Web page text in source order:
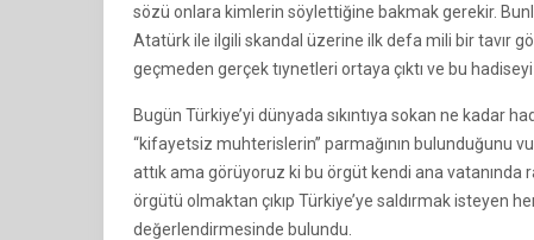
sözü onlara kimlerin söylettiğine bakmak gerekir.
Atatürk ile ilgili skandal üzerine ilk defa mili bir tavır
geçmeden gerçek tıynetleri ortaya çıktı ve bu
Bugün Türkiye’yi dünyada sıkıntıya sokan ne kadar
“kifayetsiz muhterislerin” parmağının bulunduğunu
attık ama görüyoruz ki bu örgüt kendi ana
örgütü olmaktan çıkıp Türkiye’ye saldırmak isteyen
değerlendirmesinde bulundu.